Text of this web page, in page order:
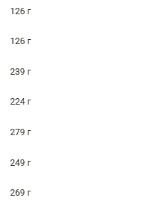
126 г
126 г
239 г
224 г
279 г
249 г
269 г